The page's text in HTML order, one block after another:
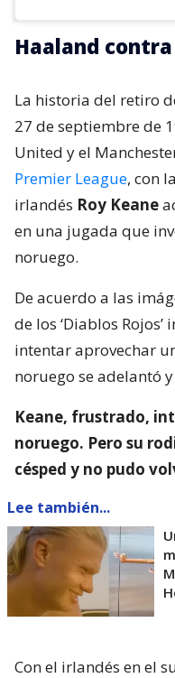
Haaland
La historia del retiro
27 de septiembre de
United y el
Premier League, con
irlandés Roy Keane
en una jugada que
noruego.
De acuerdo a las
de los ‘Diablos
intentar aprovechar
noruego se adelantó
Keane, frustrado,
noruego. Pero su
césped y no pudo
Lee también...
Con el irlandés en el